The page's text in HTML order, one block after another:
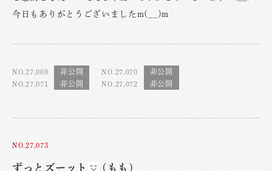
今日もありがとうございましたm(__)m
NO.27,069
NO.27,070
NO.27,071
NO.27,072
NO.27,073
ずっとズーット (もも)